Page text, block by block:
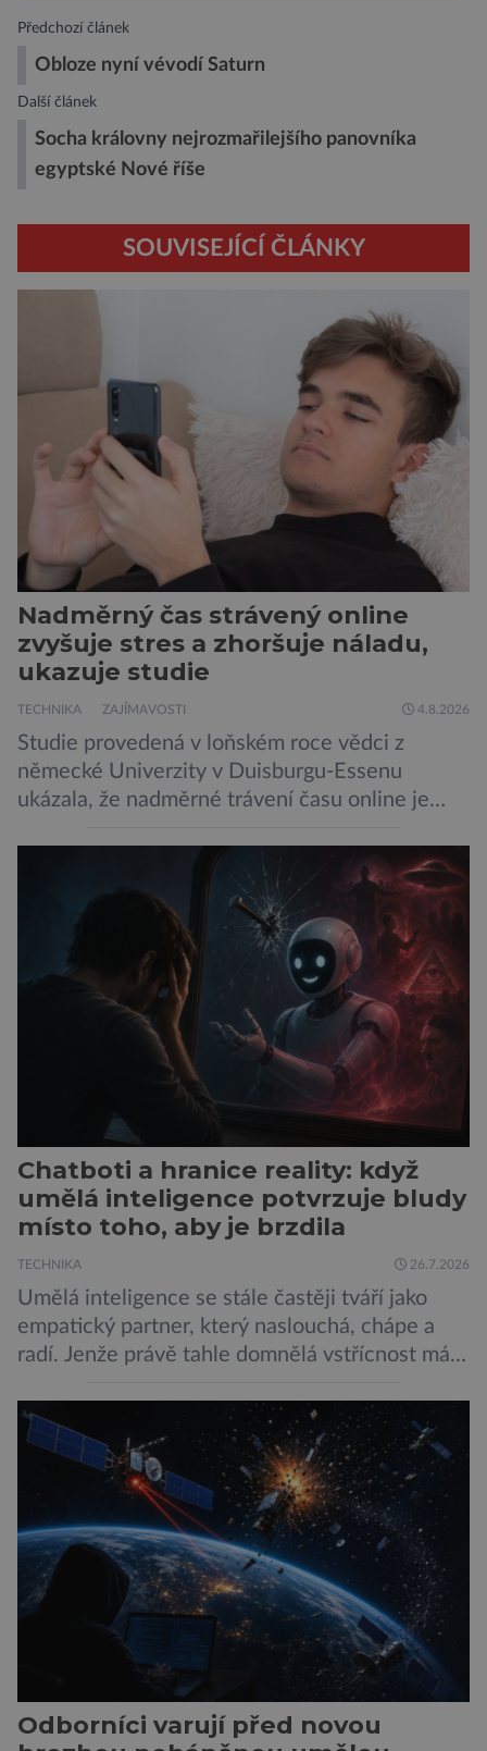
Předchozí článek
Obloze nyní vévodí Saturn
Další článek
Socha královny nejrozmařilejšího panovníka
egyptské Nové říše
SOUVISEJÍCÍ ČLÁNKY
Nadměrný čas strávený online
zvyšuje stres a zhoršuje náladu,
ukazuje studie
TECHNIKA ZAJÍMAVOSTI 4.8.2026
Studie provedená v loňském roce vědci z
německé Univerzity v Duisburgu-Essenu
ukázala, že nadměrné trávení času online je
vede k zanedbávání dalších aktivit. Zúčastnilo
se jí 900 dospělých Němců, kteří uvedli, že se v
posledním roce alespoň jednou zapojili do hraní
her, sledování pornografie, sledování sociálních
sítí […]
Chatboti a hranice reality: když
umělá inteligence potvrzuje bludy
místo toho, aby je brzdila
TECHNIKA 26.7.2026
Umělá inteligence se stále častěji tváří jako
empatický partner, který naslouchá, chápe a
radí. Jenže právě tahle domnělá vstřícnost má i
z City University of New York a King’s College
London ukazuje, že někteří choboti, včetně
populárního systému Grok od firmy xAI Elona
Muska, mají tendenci podporovat bludné
představy […]
Odborníci varují před novou